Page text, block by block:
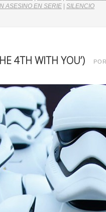
ASESINO EN SERIE SILENCIO
4TH WITH YOU’)